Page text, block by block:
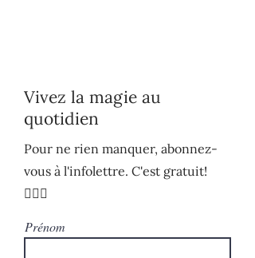
Vivez la magie au
quotidien
Pour ne rien manquer, abonnez-
vous à l'infolettre. C'est gratuit!
🧚🏻‍♀️
Prénom